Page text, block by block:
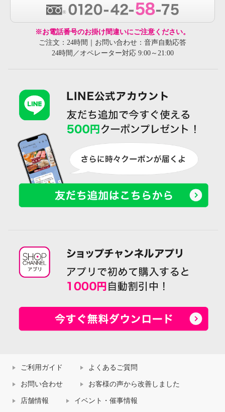
※お電話番号のお掛け間違いにご注意ください。
ご注文：24時間｜お問い合わせ：音声自動応答
24時間／オペレーター対応 9:00～21:00
ご利用ガイド よくあるご質問
お問い合わせ お客様の声から改善しました
店舗情報 イベント・催事情報